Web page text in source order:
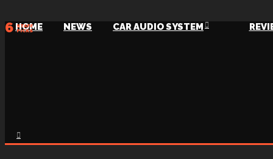
HOME NEWS CAR AUDIO SYSTEM
6 STAFF
PICKS